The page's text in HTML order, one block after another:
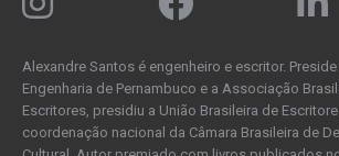
Alexandre Santos é engenheiro e escritor.
Engenharia de Pernambuco e a Associação
Escritores, presidiu a União Brasileira de
coordenação nacional da Câmara Brasileira de